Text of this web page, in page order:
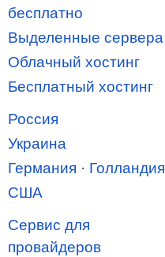
бесплатно
Выделенные сервера
Облачный хостинг
Бесплатный хостинг
Россия
Украина
Германия · Голландия
США
Сервис для
провайдеров